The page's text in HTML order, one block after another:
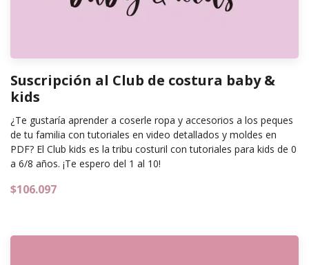
Suscripción al Club de costura baby &
kids
¿Te gustaría aprender a coserle ropa y accesorios a los peques
de tu familia con tutoriales en video detallados y moldes en
PDF? El Club kids es la tribu costuril con tutoriales para kids de 0
a 6/8 años. ¡Te espero del 1 al 10!
$106.097